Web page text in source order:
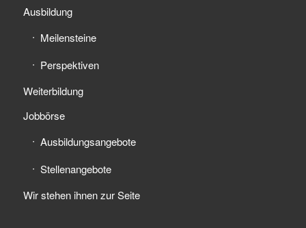
Ausbildung
Meilensteine
Perspektiven
Weiterbildung
Jobbörse
Ausbildungsangebote
Stellenangebote
Wir stehen ihnen zur Seite